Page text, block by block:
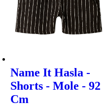
Name It Hasla -
Shorts - Mole - 92
Cm